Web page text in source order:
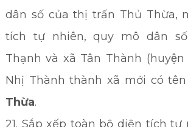
dân số của thị trấn Thủ Thừa,
tích tự nhiên, quy mô dân
Thạnh và xã Tân Thành (huyện
Nhị Thành thành xã mới có
Thừa.
21. Sắp xếp toàn bộ diện tích tự